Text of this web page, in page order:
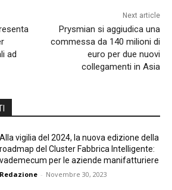
ad
Next article
Prysmian si aggiudica una
commessa da 140 milioni di
euro per due nuovi
collegamenti in Asia
Alla vigilia del 2024, la nuova edizione della
roadmap del Cluster Fabbrica Intelligente:
vademecum per le aziende manifatturiere
Redazione - Novembre 30, 2023